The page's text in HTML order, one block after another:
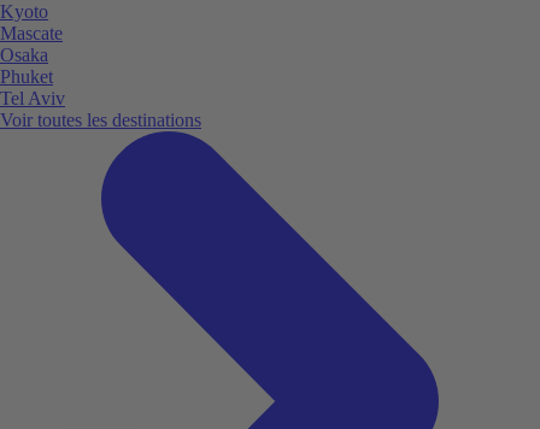
Kyoto
Mascate
Osaka
Phuket
Tel Aviv
Voir toutes les destinations